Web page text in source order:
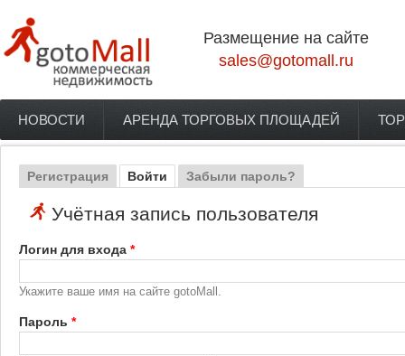
Размещение на сайте
sales@gotomall.ru
Главное меню
НОВОСТИ АРЕНДА ТОРГОВЫХ ПЛОЩАДЕЙ
Главные вкладки
Регистрация Войти (активная вкладка)
Забыли пароль?
Учётная запись пользователя
Логин для входа *
Укажите ваше имя на сайте gotoMall.
Пароль *